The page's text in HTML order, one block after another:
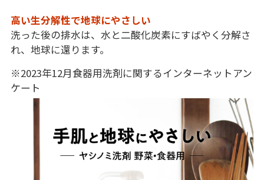
高い生分解性で地球にやさしい
洗った後の排水は、水と二酸化炭素にすばやく分解さ
れ、地球に還ります。
※2023年12月食器用洗剤に関するインターネットアン
ケート